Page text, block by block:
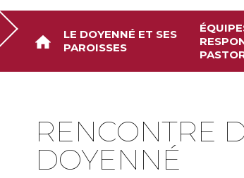
LE DOYENNÉ ET SES
PAROISSES
RENCONTRE
DOYENNÉ